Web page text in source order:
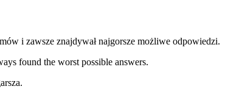
i zawsze znajdywał najgorsze możliwe odpowiedzi.
found the worst possible answers.